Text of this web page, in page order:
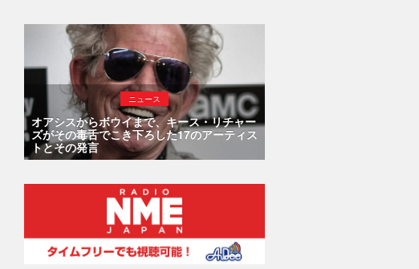
ニュース
オアシスからボウイまで、キース・リチャー
ズがその毒舌でこき下ろした17のアーティス
トとその発言